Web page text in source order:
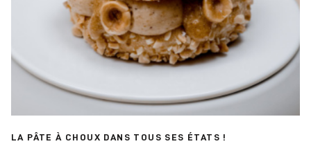
LA PÂTE À CHOUX DANS TOUS SES ÉTATS !